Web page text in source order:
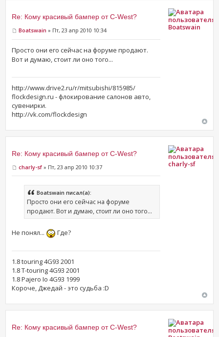
Re: Кому красивый бампер от C-West?
Boatswain » Пт, 23 апр 2010 10:34
Просто они его сейчас на форуме продают.
Вот и думаю, стоит ли оно того...
http://www.drive2.ru/r/mitsubishi/815985/
flockdesign.ru - флокирование салонов авто,
сувенирки.
http://vk.com/flockdesign
Boatswain
Re: Кому красивый бампер от C-West?
charly-sf » Пт, 23 апр 2010 10:37
Boatswain писал(а):
Просто они его сейчас на форуме
продают. Вот и думаю, стоит ли оно того...
Не понял... Где?
1.8 touring 4G93 2001
1.8 T-touring 4G93 2001
1.8 Pajero Io 4G93 1999
Короче, Джедай - это судьба :D
charly-sf
Re: Кому красивый бампер от C-West?